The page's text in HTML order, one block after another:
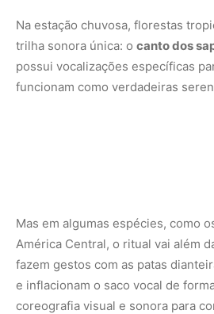
Na estação chuvosa, florestas
trilha sonora única: o canto dos
possui vocalizações específicas
funcionam como verdadeiras
Mas em algumas espécies, como
América Central, o ritual vai além
fazem gestos com as patas
e inflacionam o saco vocal de
coreografia visual e sonora para